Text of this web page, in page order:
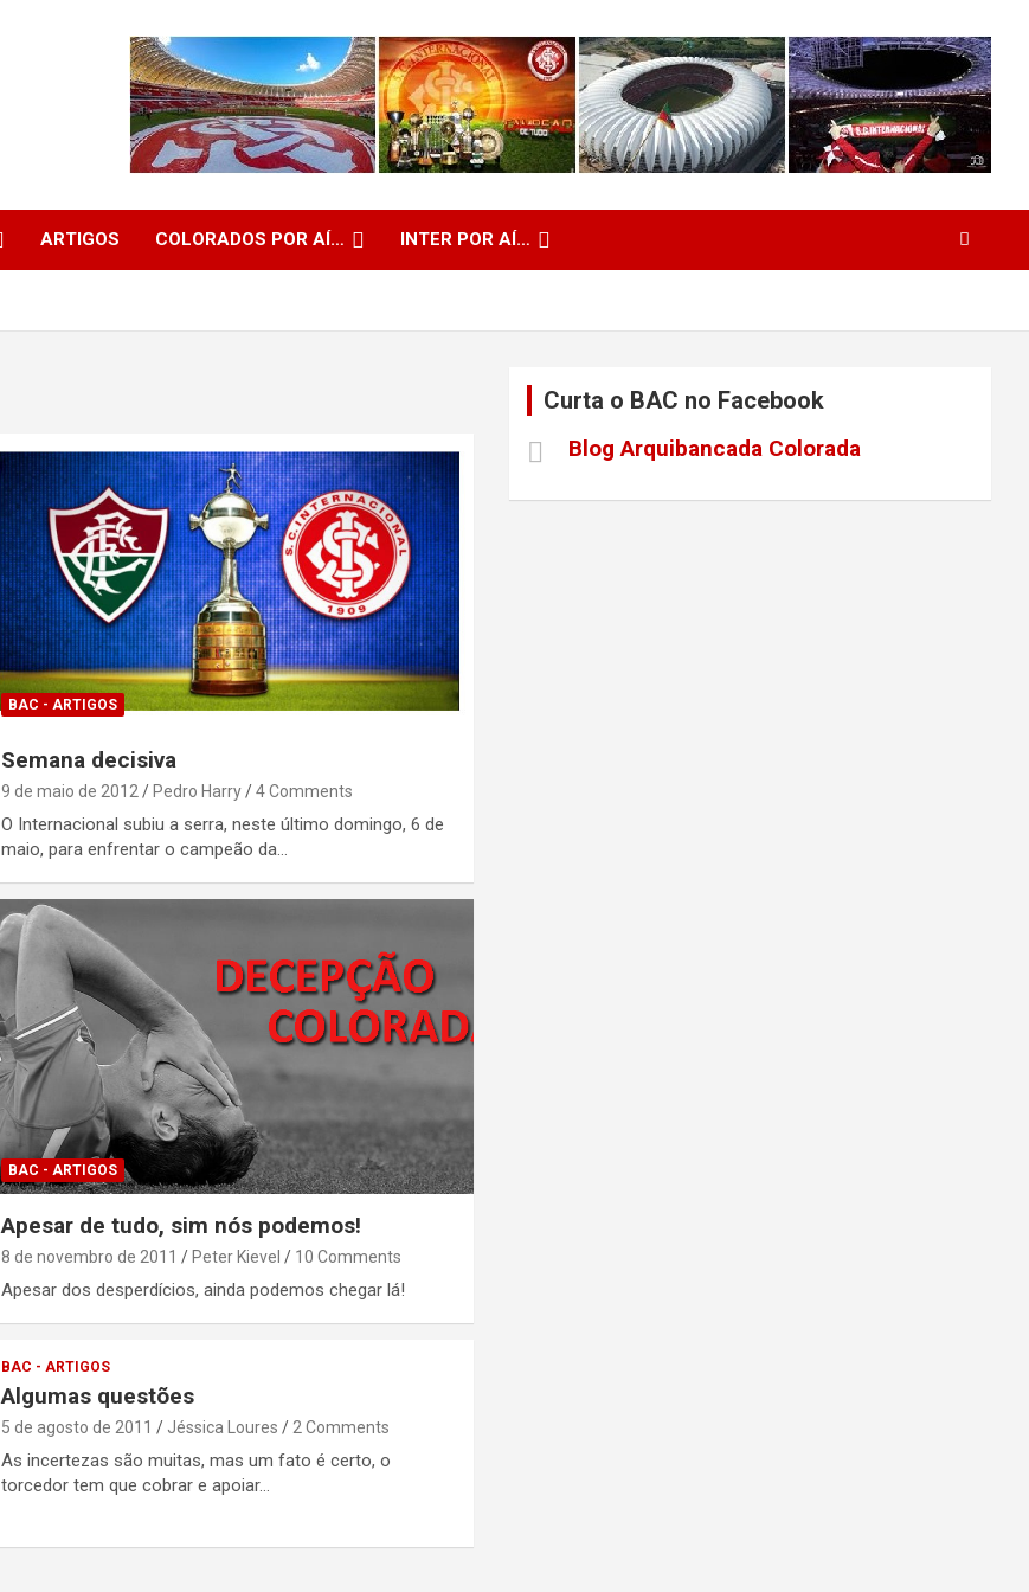
ARTIGOS COLORADOS POR AÍ… INTER POR AÍ…
BAC - ARTIGOS
Semana decisiva
9 de maio de 2012 Pedro Harry 4 Comments
O Internacional subiu a serra, neste último domingo, 6 de
maio, para enfrentar o campeão da…
BAC - ARTIGOS
Apesar de tudo, sim nós podemos!
8 de novembro de 2011 Peter Kievel 10 Comments
Apesar dos desperdícios, ainda podemos chegar lá!
BAC - ARTIGOS
Algumas questões
5 de agosto de 2011 Jéssica Loures 2 Comments
As incertezas são muitas, mas um fato é certo, o
torcedor tem que cobrar e apoiar…
Curta o BAC no Facebook
Blog Arquibancada Colorada